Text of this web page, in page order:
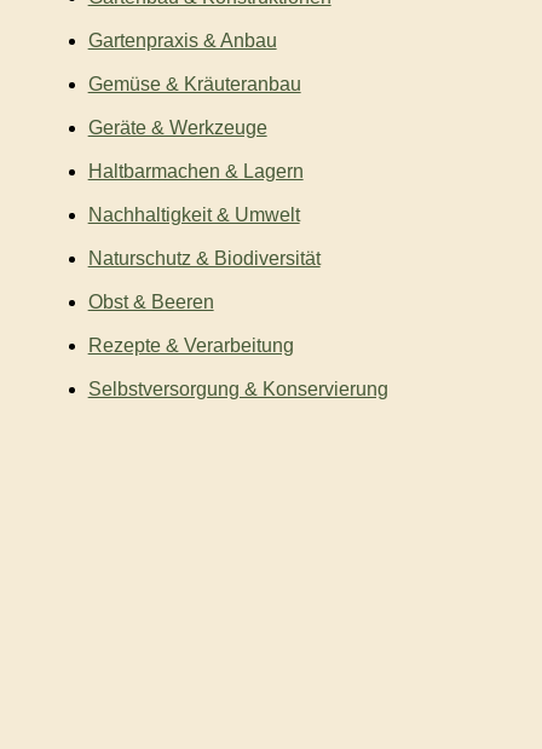
Gartenpraxis & Anbau
Gemüse & Kräuteranbau
Geräte & Werkzeuge
Haltbarmachen & Lagern
Nachhaltigkeit & Umwelt
Naturschutz & Biodiversität
Obst & Beeren
Rezepte & Verarbeitung
Selbstversorgung & Konservierung